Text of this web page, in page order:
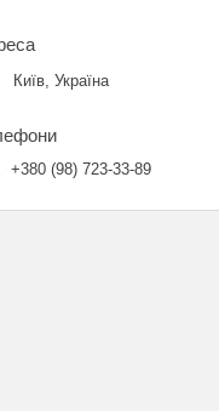
Київ, Україна
+380 (98) 723-33-89